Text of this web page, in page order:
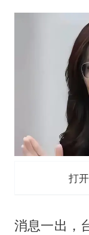
打
消息一出，